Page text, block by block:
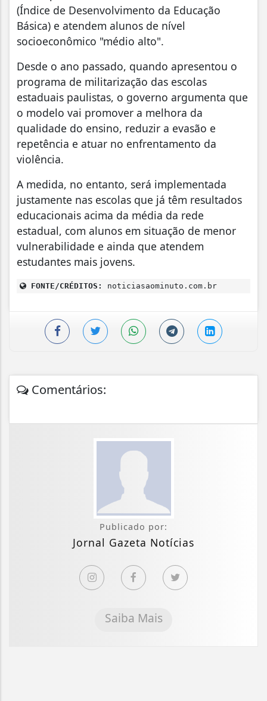
(Índice de Desenvolvimento da Educação
Básica) e atendem alunos de nível
socioeconômico "médio alto".
Desde o ano passado, quando apresentou o
programa de militarização das escolas
estaduais paulistas, o governo argumenta que
o modelo vai promover a melhora da
qualidade do ensino, reduzir a evasão e
repetência e atuar no enfrentamento da
violência.
A medida, no entanto, será implementada
justamente nas escolas que já têm resultados
educacionais acima da média da rede
estadual, com alunos em situação de menor
vulnerabilidade e ainda que atendem
estudantes mais jovens.
FONTE/CRÉDITOS: noticiasaominuto.com.br
Comentários:
Publicado por:
Jornal Gazeta Notícias
Saiba Mais